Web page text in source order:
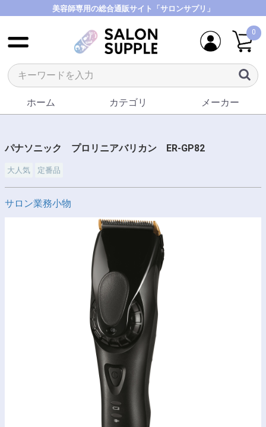
美容師専用の総合通販サイト「サロンサプリ」
0
ホーム カテゴリ メーカー
パナソニック プロリニアバリカン ER-GP82
大人気 定番品
サロン業務小物